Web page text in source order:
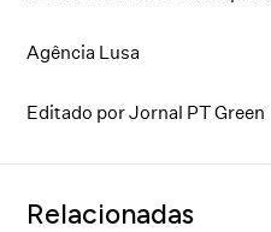
Agência Lusa
Editado por Jornal PT Green
Relacionadas